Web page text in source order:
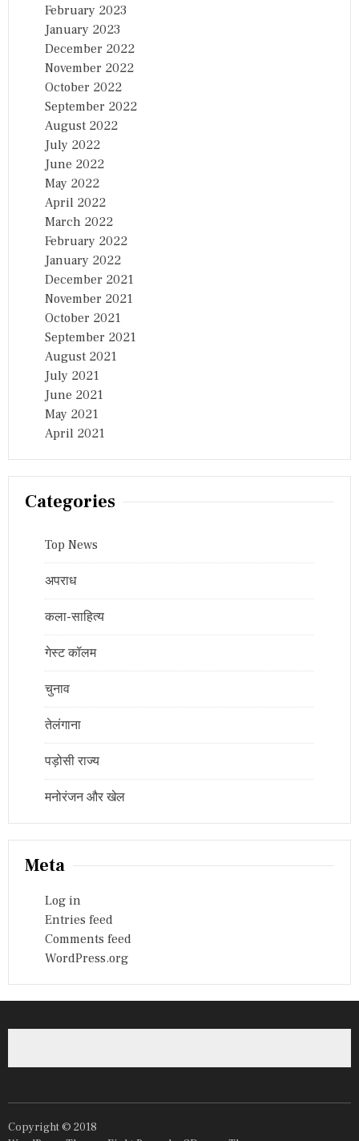
February 2023
January 2023
December 2022
November 2022
October 2022
September 2022
August 2022
July 2022
June 2022
May 2022
April 2022
March 2022
February 2022
January 2022
December 2021
November 2021
October 2021
September 2021
August 2021
July 2021
June 2021
May 2021
April 2021
Categories
Top News
अपराध
कला-साहित्य
गेस्ट कॉलम
चुनाव
तेलंगाना
पड़ोसी राज्य
मनोरंजन और खेल
Meta
Log in
Entries feed
Comments feed
WordPress.org
Copyright © 2018